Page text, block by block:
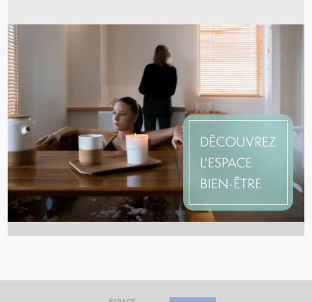
DÉCOUVREZ
L'ESPACE
BIEN-ÊTRE